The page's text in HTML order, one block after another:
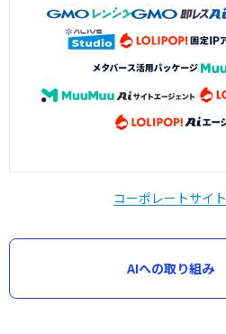
コーポレートサイト
AIへの取り組み